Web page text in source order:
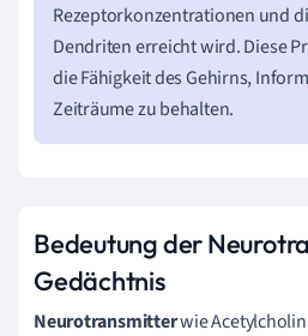
Rezeptorkonzentrationen und
Dendriten erreicht wird. Diese
die Fähigkeit des Gehirns,
Zeiträume zu behalten.
Bedeutung der
Gedächtnis
Neurotransmitterwie